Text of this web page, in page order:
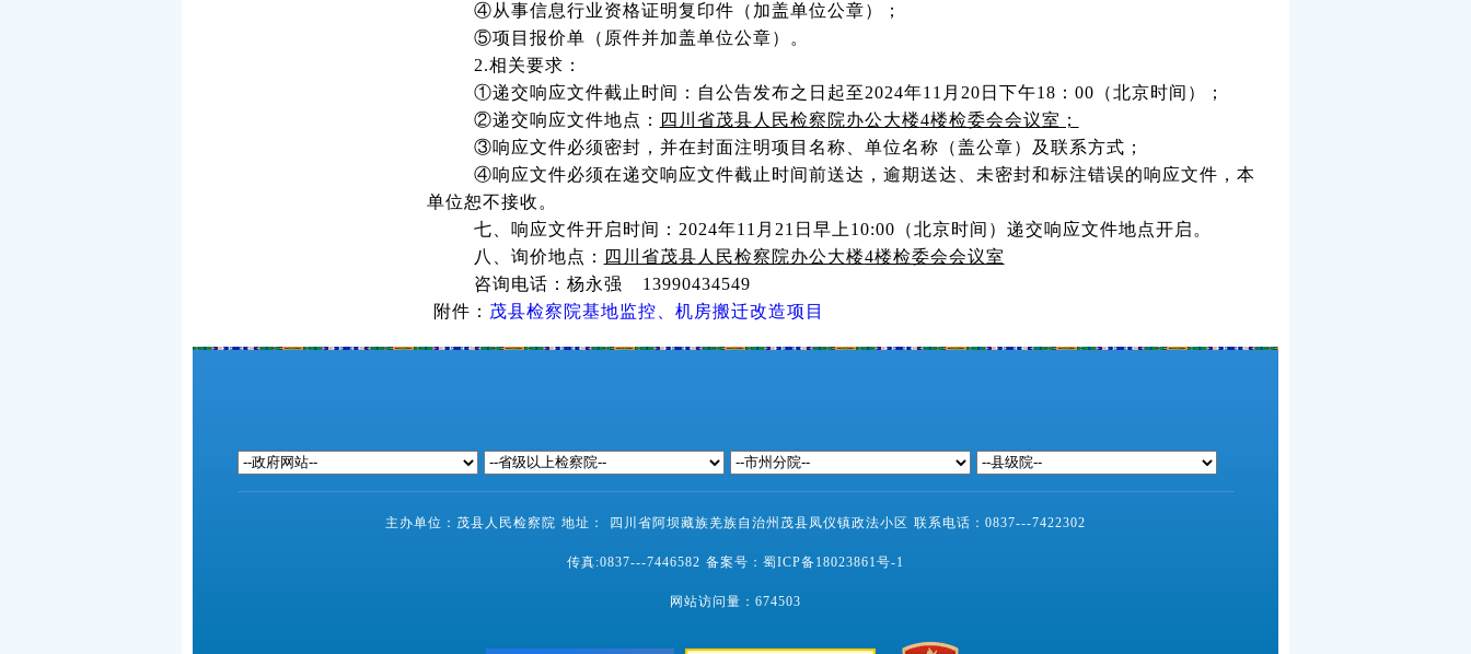
④从事信息行业资格证明复印件（加盖单位公章）；
⑤项目报价单（原件并加盖单位公章）。
2.相关要求：
①递交响应文件截止时间：自公告发布之日起至2024年11月20日下午18：00（北京时间）；
②递交响应文件地点：
四川省茂县人民检察院办公大楼4楼检委会会议室；
③响应文件必须密封，并在封面注明项目名称、单位名称（盖公章）及联系方式；
④响应文件必须在递交响应文件截止时间前送达，逾期送达、未密封和标注错误的响应文件，本
单位恕不接收。
七、响应文件开启时间： 2024年11月21日早上10:00（北京时间）递交响应文件地点开启。
八、询价地点：
四川省茂县人民检察院办公大楼4楼检委会会议室
咨询电话：杨永强
13990434549
附件： 茂县检察院基地监控、机房搬迁改造项目
主办单位：茂县人民检察院 地址： 四川省阿坝藏族羌族自治州茂县凤仪镇政法小区 联系电话：0837---7422302
传真:0837---7446582 备案号： 蜀ICP备18023861号-1
网站访问量： 674503